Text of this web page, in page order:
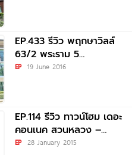
EP.433 รีวิว พฤกษาวิลล์
63/2 พระราม 5
PRUKSAVILLE 63/2 RAMA
EP 19 June 2016
EP.114 รีวิว ทาวน์โฮม เดอะ
คอนเนค สวนหลวง –
อ่อนนุช THE CONNECT
EP 28 January 2015